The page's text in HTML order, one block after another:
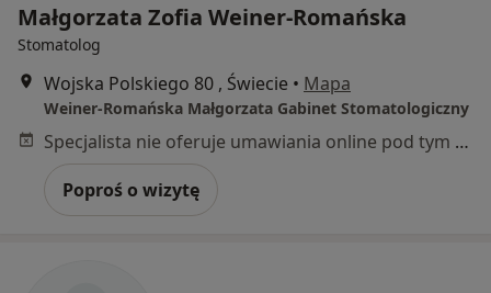
Małgorzata Zofia Weiner-Romańska
Stomatolog
Wojska Polskiego 80 , Świecie • Mapa
Weiner-Romańska Małgorzata Gabinet Stomatologiczny
Specjalista nie oferuje umawiania online pod tym adresem.
Poproś o wizytę